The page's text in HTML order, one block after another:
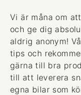
Vi är måna om
och ge dig
aldrig anonym!
tips och
gärna till bra
till att leverera
egna bilar som